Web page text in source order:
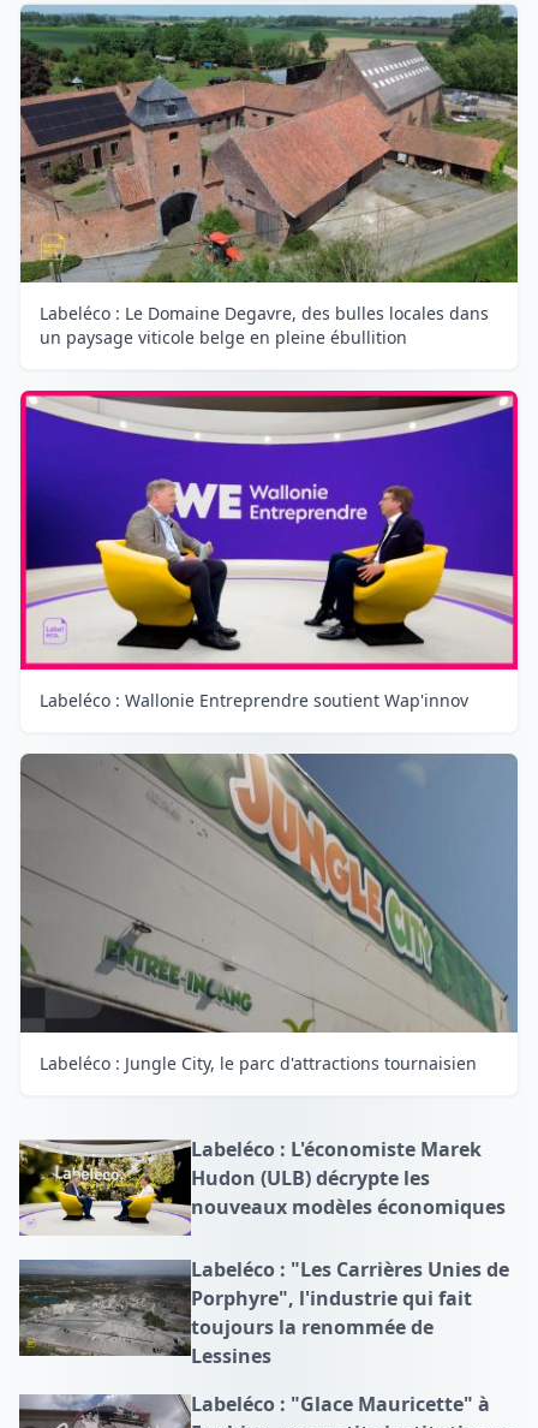
Labeléco : Le Domaine Degavre, des bulles locales dans
un paysage viticole belge en pleine ébullition
Labeléco : Wallonie Entreprendre soutient Wap'innov
Labeléco : Jungle City, le parc d'attractions tournaisien
Labeléco : L'économiste Marek
Hudon (ULB) décrypte les
nouveaux modèles économiques
Labeléco : "Les Carrières Unies de
Porphyre", l'industrie qui fait
toujours la renommée de
Lessines
Labeléco : "Glace Mauricette" à